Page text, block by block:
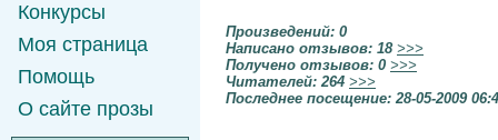
Конкурсы
Моя страница
Помощь
О сайте прозы
Произведений: 0
Написано отзывов: 18 >>>
Получено отзывов: 0 >>>
Читателей: 264 >>>
Последнее посещение: 28-05-2009